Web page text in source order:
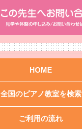
HOME
全国のピアノ教室を検索
ご利用の流れ